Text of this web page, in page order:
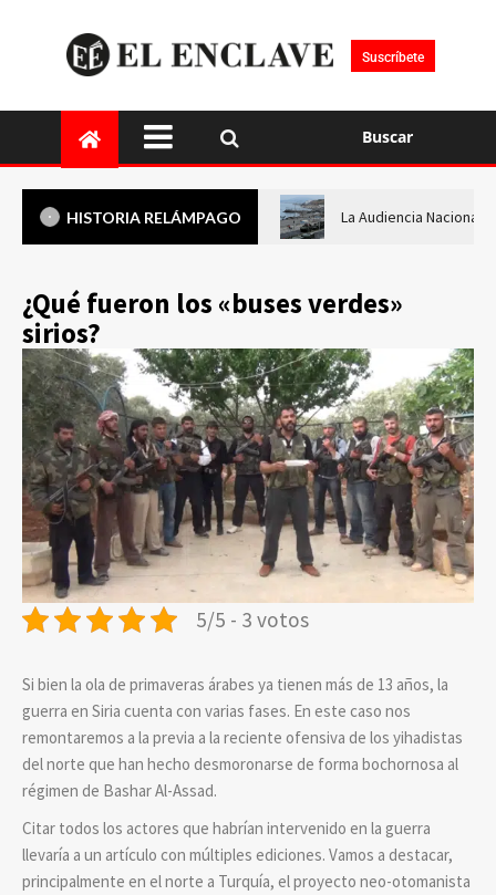
Suscríbete
Buscar
HISTORIA RELÁMPAGO La Audiencia Nacional
¿Qué fueron los «buses verdes»
sirios?
5/5 - 3 votos
Si bien la ola de primaveras árabes ya tienen más de 13 años, la
guerra en Siria cuenta con varias fases. En este caso nos
remontaremos a la previa a la reciente ofensiva de los yihadistas
del norte que han hecho desmoronarse de forma bochornosa al
régimen de Bashar Al-Assad.
Citar todos los actores que habrían intervenido en la guerra
llevaría a un artículo con múltiples ediciones. Vamos a destacar,
principalmente en el norte a Turquía, el proyecto neo-otomanista